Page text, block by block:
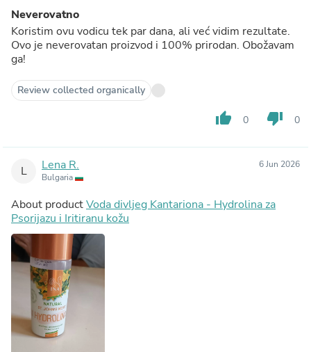
Neverovatno
Koristim ovu vodicu tek par dana, ali već vidim rezultate.
Ovo je neverovatan proizvod i 100% prirodan. Obožavam
ga!
Review collected organically
thumb_up 0 thumb_down 0
L Lena R.
Bulgaria
6 Jun 2026
About productVoda divljeg Kantariona - Hydrolina za
Psorijazu i Iritiranu kožu